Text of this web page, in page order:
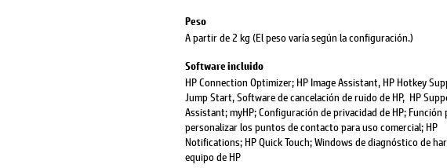
Peso
A partir de 2 kg (El peso varía según la configuración.)
Software incluido
HP Connection Optimizer; HP Image Assistant, HP Hotkey
Jump Start, Software de cancelación de ruido de HP, HP
Assistant; myHP; Configuración de privacidad de HP; Función
personalizar los puntos de contacto para uso comercial; HP
Notifications; HP Quick Touch; Windows de diagnóstico de
equipo de HP